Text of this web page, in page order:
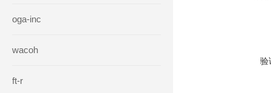
oga-inc
wacoh
ft-r
验